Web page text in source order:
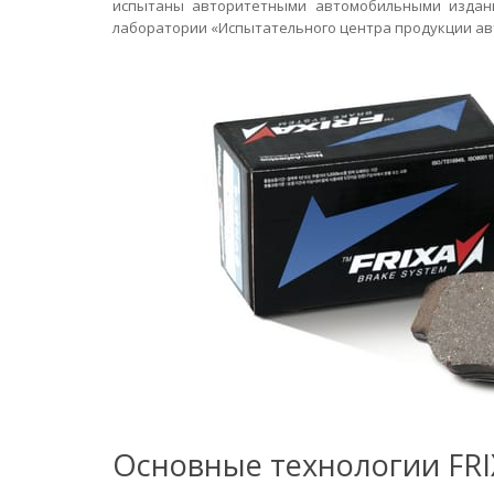
испытаны авторитетными автомобильными
лаборатории «Испытательного центра продукции
Основные технологии